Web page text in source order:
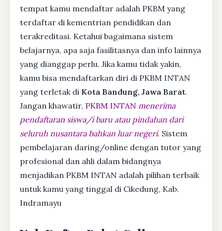
tempat kamu mendaftar adalah PKBM yang
terdaftar di kementrian pendidikan dan
terakreditasi. Ketahui bagaimana sistem
belajarnya, apa saja fasilitasnya dan info lainnya
yang dianggap perlu. Jika kamu tidak yakin,
kamu bisa mendaftarkan diri di PKBM INTAN
yang terletak di Kota Bandung, Jawa Barat.
Jangan khawatir, PKBM INTAN menerima
pendaftaran siswa/i baru atau pindahan dari
seluruh nusantara bahkan luar negeri. Sistem
pembelajaran daring/online dengan tutor yang
profesional dan ahli dalam bidangnya
menjadikan PKBM INTAN adalah pilihan terbaik
untuk kamu yang tinggal di Cikedung, Kab.
Indramayu